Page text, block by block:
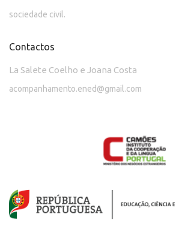
sociedade civil.
Contactos
La Salete Coelho e Joana Costa
acompanhamento.ened@gmail.com